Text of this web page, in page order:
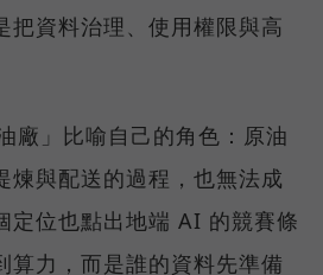
把資料治理、使用權限與高
廠」比喻自己的角色：原油
煉與配送的過程，也無法成
定位也點出地端 AI 的競賽條
力，而是誰的資料先準備